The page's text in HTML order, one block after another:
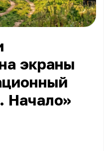
экраны
Начало»